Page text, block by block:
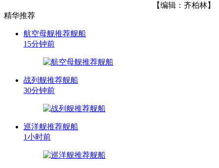
【编辑：齐柏林】
精华推荐
航空母舰推荐舰船
15分钟前
战列舰推荐舰船
30分钟前
巡洋舰推荐舰船
1小时前